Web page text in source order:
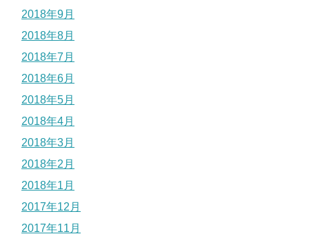
2018年9月
2018年8月
2018年7月
2018年6月
2018年5月
2018年4月
2018年3月
2018年2月
2018年1月
2017年12月
2017年11月